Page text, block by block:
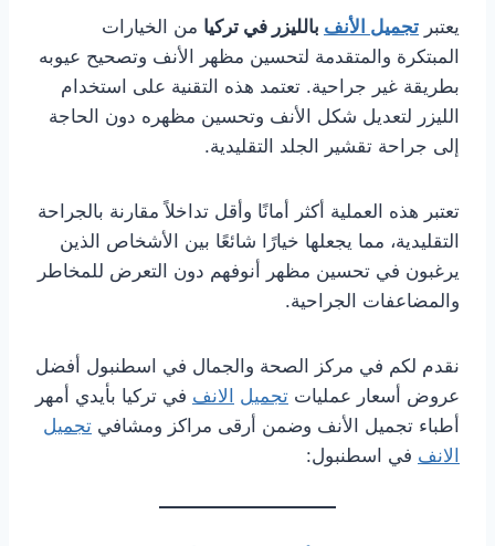
يعتبر تجميل الأنف بالليزر في تركيا من الخيارات
المبتكرة والمتقدمة لتحسين مظهر الأنف وتصحيح عيوبه
بطريقة غير جراحية. تعتمد هذه التقنية على استخدام
الليزر لتعديل شكل الأنف وتحسين مظهره دون الحاجة
إلى جراحة تقشير الجلد التقليدية.
تعتبر هذه العملية أكثر أمانًا وأقل تداخلاً مقارنة بالجراحة
التقليدية، مما يجعلها خيارًا شائعًا بين الأشخاص الذين
يرغبون في تحسين مظهر أنوفهم دون التعرض للمخاطر
والمضاعفات الجراحية.
نقدم لكم في مركز الصحة والجمال في اسطنبول أفضل
عروض أسعار عمليات تجميل الانف في تركيا بأيدي أمهر
أطباء تجميل الأنف وضمن أرقى مراكز ومشافي تجميل
الانف في اسطنبول: